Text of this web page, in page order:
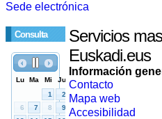
Sede electrónica
Consulta
Servicios
Euskadi.eus
Información
Contacto
Mapa web
Accesibilidad